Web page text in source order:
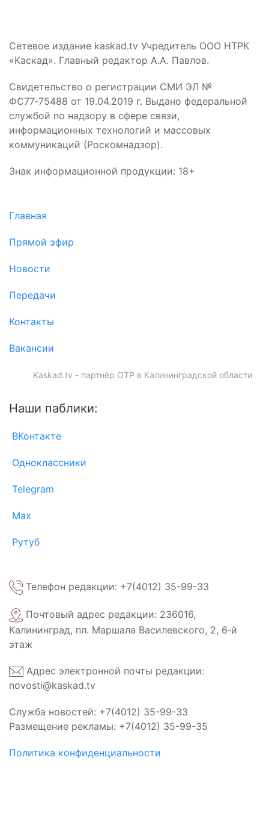
Сетевое издание kaskad.tv Учредитель ООО НТРК
«Каскад». Главный редактор А.А. Павлов.
Свидетельство о регистрации СМИ ЭЛ №
ФС77‑75488 от 19.04.2019 г. Выдано федеральной
службой по надзору в сфере связи,
информационных технологий и массовых
коммуникаций (Роскомнадзор).
Знак информационной продукции: 18+
Главная
Прямой эфир
Новости
Передачи
Контакты
Вакансии
Kaskad.tv - партнёр ОТР в Калининградской области
Наши паблики:
ВКонтакте
Одноклассники
Telegram
Max
Рутуб
Телефон редакции: +7(4012) 35-99-33
Почтовый адрес редакции: 236016,
Калининград, пл. Маршала Василевского, 2, 6‑й
этаж
Адрес электронной почты редакции:
novosti@kaskad.tv
Служба новостей: +7(4012) 35-99-33
Размещение рекламы: +7(4012) 35-99-35
Политика конфиденциальности